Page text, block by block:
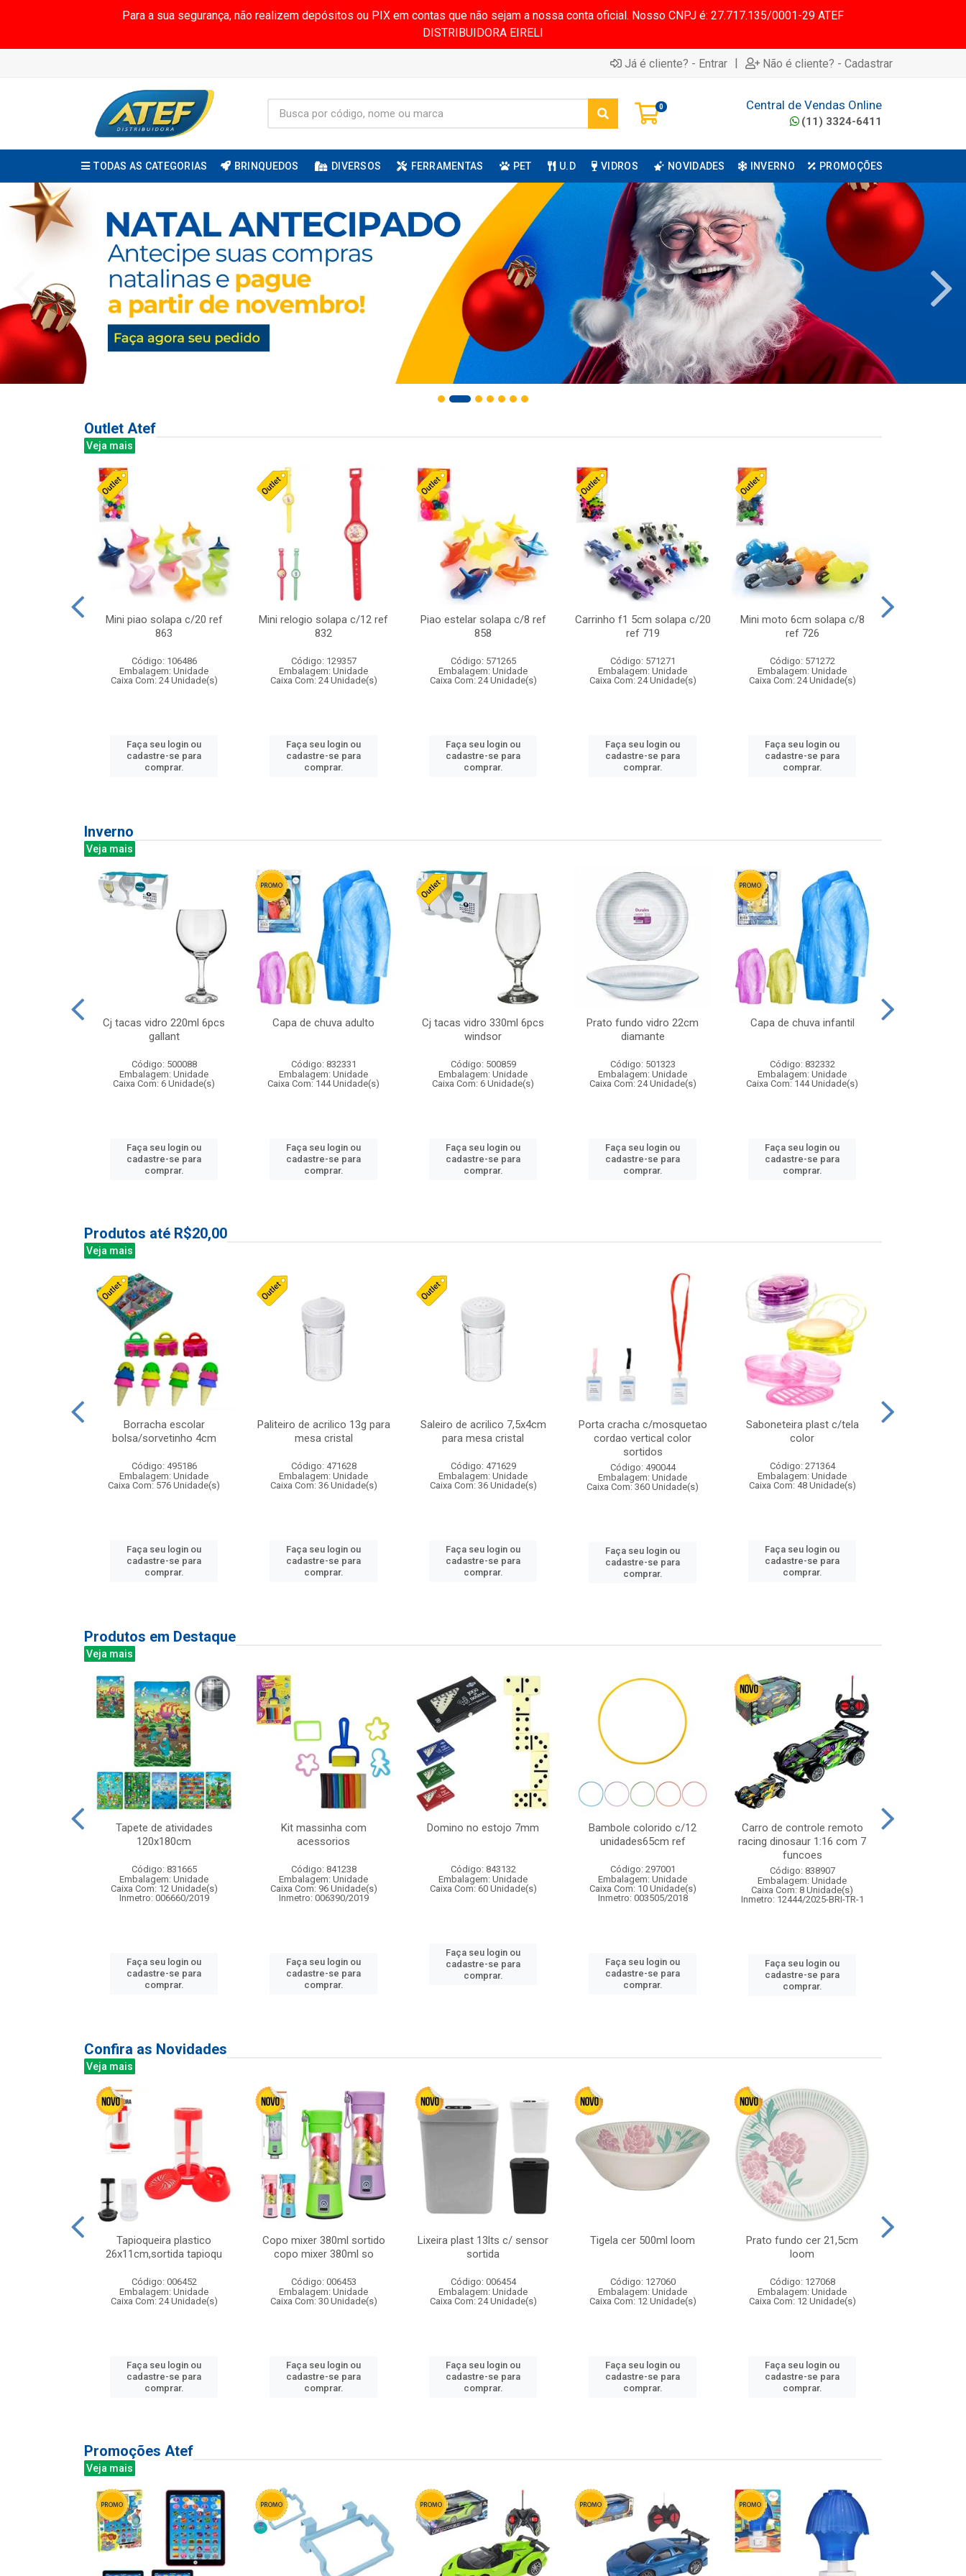
Para a sua segurança, não realizem depósitos ou PIX em contas que não sejam a nossa conta oficial. Nosso CNPJ é: 27.717.135/0001-29 ATEF
DISTRIBUIDORA EIRELI
Já é cliente? - Entrar | Não é cliente? - Cadastrar
0 Central de Vendas Online
(11) 3324-6411
TODAS AS CATEGORIAS BRINQUEDOS DIVERSOS FERRAMENTAS PET U.D VIDROS NOVIDADES INVERNO PROMOÇÕES
Outlet Atef
Veja mais
Mini piao solapa c/20 ref
863
Código: 106486
Embalagem: Unidade
Caixa Com: 24 Unidade(s)
Faça seu login ou
cadastre-se para
comprar.
Mini relogio solapa c/12 ref
832
Código: 129357
Embalagem: Unidade
Caixa Com: 24 Unidade(s)
Faça seu login ou
cadastre-se para
comprar.
Piao estelar solapa c/8 ref
858
Código: 571265
Embalagem: Unidade
Caixa Com: 24 Unidade(s)
Faça seu login ou
cadastre-se para
comprar.
Carrinho f1 5cm solapa c/20
ref 719
Código: 571271
Embalagem: Unidade
Caixa Com: 24 Unidade(s)
Faça seu login ou
cadastre-se para
comprar.
Mini moto 6cm solapa c/8
ref 726
Código: 571272
Embalagem: Unidade
Caixa Com: 24 Unidade(s)
Faça seu login ou
cadastre-se para
comprar.
Inverno
Veja mais
Cj tacas vidro 220ml 6pcs
gallant
Código: 500088
Embalagem: Unidade
Caixa Com: 6 Unidade(s)
Faça seu login ou
cadastre-se para
comprar.
Capa de chuva adulto
Código: 832331
Embalagem: Unidade
Caixa Com: 144 Unidade(s)
Faça seu login ou
cadastre-se para
comprar.
Cj tacas vidro 330ml 6pcs
windsor
Código: 500859
Embalagem: Unidade
Caixa Com: 6 Unidade(s)
Faça seu login ou
cadastre-se para
comprar.
Prato fundo vidro 22cm
diamante
Código: 501323
Embalagem: Unidade
Caixa Com: 24 Unidade(s)
Faça seu login ou
cadastre-se para
comprar.
Capa de chuva infantil
Código: 832332
Embalagem: Unidade
Caixa Com: 144 Unidade(s)
Faça seu login ou
cadastre-se para
comprar.
Produtos até R$20,00
Veja mais
Borracha escolar
bolsa/sorvetinho 4cm
Código: 495186
Embalagem: Unidade
Caixa Com: 576 Unidade(s)
Faça seu login ou
cadastre-se para
comprar.
Paliteiro de acrilico 13g para
mesa cristal
Código: 471628
Embalagem: Unidade
Caixa Com: 36 Unidade(s)
Faça seu login ou
cadastre-se para
comprar.
Saleiro de acrilico 7,5x4cm
para mesa cristal
Código: 471629
Embalagem: Unidade
Caixa Com: 36 Unidade(s)
Faça seu login ou
cadastre-se para
comprar.
Porta cracha c/mosquetao
cordao vertical color
sortidos
Código: 490044
Embalagem: Unidade
Caixa Com: 360 Unidade(s)
Faça seu login ou
cadastre-se para
comprar.
Saboneteira plast c/tela
color
Código: 271364
Embalagem: Unidade
Caixa Com: 48 Unidade(s)
Faça seu login ou
cadastre-se para
comprar.
Produtos em Destaque
Veja mais
Tapete de atividades
120x180cm
Código: 831665
Embalagem: Unidade
Caixa Com: 12 Unidade(s)
Inmetro: 006660/2019
Faça seu login ou
cadastre-se para
comprar.
Kit massinha com
acessorios
Código: 841238
Embalagem: Unidade
Caixa Com: 96 Unidade(s)
Inmetro: 006390/2019
Faça seu login ou
cadastre-se para
comprar.
Domino no estojo 7mm
Código: 843132
Embalagem: Unidade
Caixa Com: 60 Unidade(s)
Faça seu login ou
cadastre-se para
comprar.
Bambole colorido c/12
unidades65cm ref
Código: 297001
Embalagem: Unidade
Caixa Com: 10 Unidade(s)
Inmetro: 003505/2018
Faça seu login ou
cadastre-se para
comprar.
Carro de controle remoto
racing dinosaur 1:16 com 7
funcoes
Código: 838907
Embalagem: Unidade
Caixa Com: 8 Unidade(s)
Inmetro: 12444/2025-BRI-TR-1
Faça seu login ou
cadastre-se para
comprar.
Confira as Novidades
Veja mais
Tapioqueira plastico
26x11cm,sortida tapioqu
Código: 006452
Embalagem: Unidade
Caixa Com: 24 Unidade(s)
Faça seu login ou
cadastre-se para
comprar.
Copo mixer 380ml sortido
copo mixer 380ml so
Código: 006453
Embalagem: Unidade
Caixa Com: 30 Unidade(s)
Faça seu login ou
cadastre-se para
comprar.
Lixeira plast 13lts c/ sensor
sortida
Código: 006454
Embalagem: Unidade
Caixa Com: 24 Unidade(s)
Faça seu login ou
cadastre-se para
comprar.
Tigela cer 500ml loom
Código: 127060
Embalagem: Unidade
Caixa Com: 12 Unidade(s)
Faça seu login ou
cadastre-se para
comprar.
Prato fundo cer 21,5cm
loom
Código: 127068
Embalagem: Unidade
Caixa Com: 12 Unidade(s)
Faça seu login ou
cadastre-se para
comprar.
Promoções Atef
Veja mais